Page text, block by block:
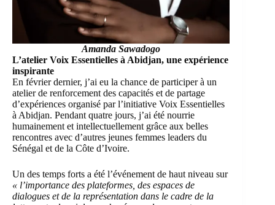
Amanda Sawadogo
L’atelier Voix Essentielles à Abidjan, une expérience
inspirante
En février dernier, j’ai eu la chance de participer à un
atelier de renforcement des capacités et de partage
d’expériences organisé par l’initiative Voix Essentielles
à Abidjan. Pendant quatre jours, j’ai été nourrie
humainement et intellectuellement grâce aux belles
rencontres avec d’autres jeunes femmes leaders du
Sénégal et de la Côte d’Ivoire.
Un des temps forts a été l’événement de haut niveau sur
« l’importance des plateformes, des espaces de
dialogues et de la représentation dans le cadre de la